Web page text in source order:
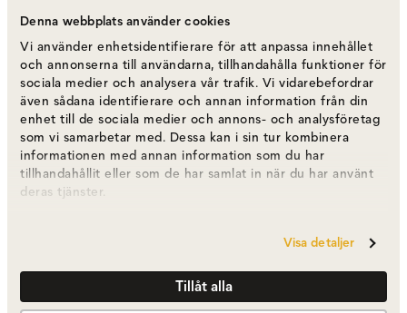
Denna webbplats använder cookies
Vi använder enhetsidentifierare för att anpassa innehållet
och annonserna till användarna, tillhandahålla funktioner för
sociala medier och analysera vår trafik. Vi vidarebefordrar
även sådana identifierare och annan information från din
enhet till de sociala medier och annons- och analysföretag
som vi samarbetar med. Dessa kan i sin tur kombinera
informationen med annan information som du har
tillhandahållit eller som de har samlat in när du har använt
deras tjänster.
Visa detaljer
Tillåt alla
Vipp 523 Vägglampa | Svart
Varumärke Vipp
Välj modell523 Vägglampa | Svart
523 Vägglampa | Svart
524 Väggspot | Warm Grey
2 995 kr